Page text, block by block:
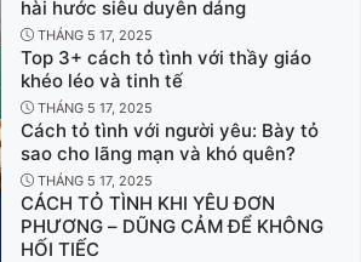
hài hước siêu duyên dáng
THÁNG 5 17, 2025
Top 3+ cách tỏ tình với thầy giáo
khéo léo và tinh tế
THÁNG 5 17, 2025
Cách tỏ tình với người yêu: Bày tỏ
sao cho lãng mạn và khó quên?
THÁNG 5 17, 2025
CÁCH TỎ TÌNH KHI YÊU ĐƠN
PHƯƠNG – DŨNG CẢM ĐỂ KHÔNG
HỐI TIẾC